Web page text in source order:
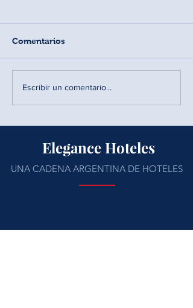
Actividades en Tandil
Comentarios
Escribir un comentario...
Elegance Hoteles
UNA CADENA ARGENTINA DE HOTELES